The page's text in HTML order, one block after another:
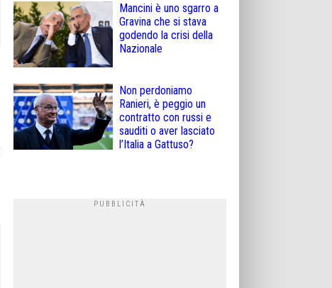
Mancini è uno sgarro a
Gravina che si stava
godendo la crisi della
Nazionale
Non perdoniamo
Ranieri, è peggio un
contratto con russi e
sauditi o aver lasciato
l’Italia a Gattuso?